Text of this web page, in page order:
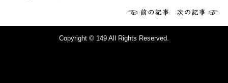
Copyright © 149 All Rights Reserved.